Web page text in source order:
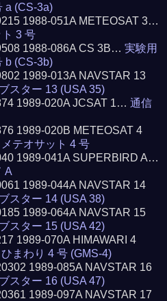
a (CS-3a)
1988-051A METEOSAT 3…
3 号
1988-086A CS 3B…実験用
b (CS-3b)
1989-013A NAVSTAR 13
スター 13 (USA 35)
1989-020A JCSAT 1…通信
1989-020B METEOSAT 4
テオサット 4 号
1989-041A SUPERBIRD A…
A
1989-044A NAVSTAR 14
スター 14 (USA 38)
1989-064A NAVSTAR 15
スター 15 (USA 42)
1989-070A HIMAWARI 4
まわり 4 号 (GMS-4)
1989-085A NAVSTAR 16
スター 16 (USA 47)
1989-097A NAVSTAR 17